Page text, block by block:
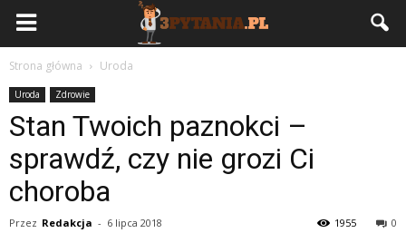
Strona główna Uroda
Uroda Zdrowie
Stan Twoich paznokci –
sprawdź, czy nie grozi Ci
choroba
Przez Redakcja - 6 lipca 2018 0
1955